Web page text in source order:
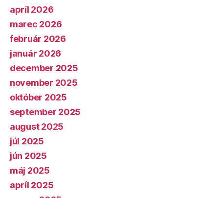
apríl 2026
marec 2026
február 2026
január 2026
december 2025
november 2025
október 2025
september 2025
august 2025
júl 2025
jún 2025
máj 2025
apríl 2025